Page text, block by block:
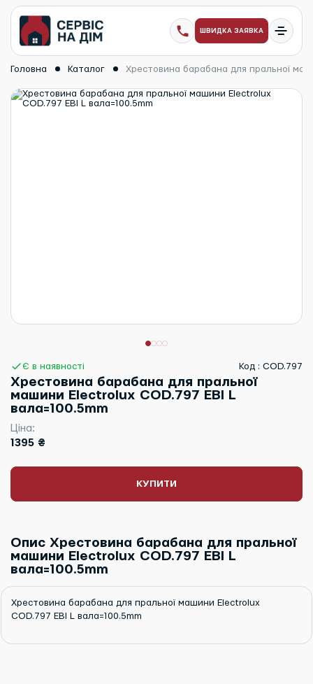
ШВИДКА ЗАЯВКА
Головна Каталог Хрестовина барабана для пральної
Є в наявності Код : COD.797
Хрестовина барабана для пральної
машини Electrolux COD.797 EBI L
вала=100.5mm
Ціна:
1395 ₴
КУПИТИ
Опис Хрестовина барабана для пральної
машини Electrolux COD.797 EBI L
вала=100.5mm
Хрестовина барабана для пральної машини Electrolux
COD.797 EBI L вала=100.5mm